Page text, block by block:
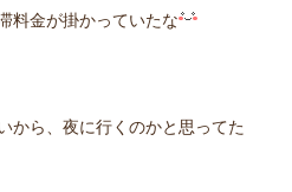
料金が掛かっていたな
から、夜に行くのかと思ってた